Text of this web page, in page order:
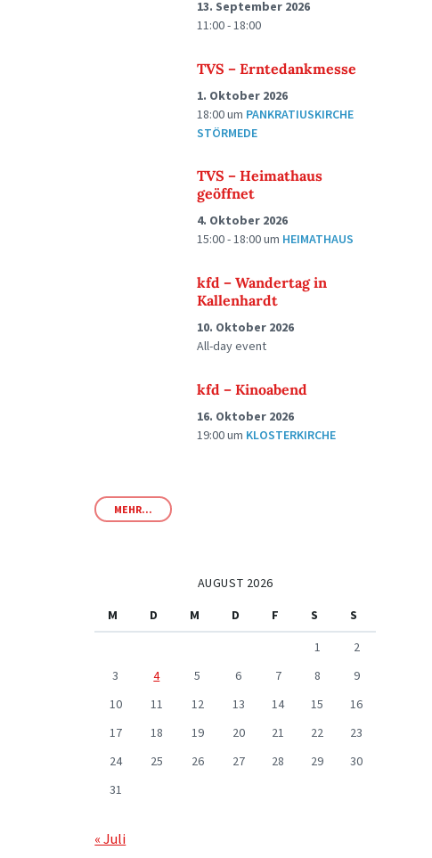
13. September 2026
11:00 - 18:00
TVS – Erntedankmesse
1. Oktober 2026
18:00um PANKRATIUSKIRCHE
STÖRMEDE
TVS – Heimathaus
geöffnet
4. Oktober 2026
15:00 - 18:00um HEIMATHAUS
kfd – Wandertag in
Kallenhardt
10. Oktober 2026
All-day event
kfd – Kinoabend
16. Oktober 2026
19:00um KLOSTERKIRCHE
MEHR...
AUGUST 2026
M
D M D F S
S
1
2
3
4 5 6 7 8
9
10
11 12 13 14 15
16
17
18 19 20 21 22
23
24
25 26 27 28 29
30
31
« Juli